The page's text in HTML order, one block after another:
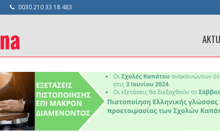
0030 210 33 18 483